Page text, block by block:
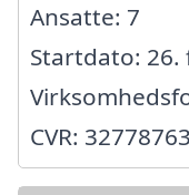
Ansatte: 7
Startdato: 26.
CVR: 32778763